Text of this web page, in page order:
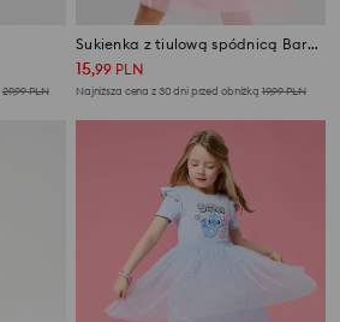
29,99PLN
Sukienka z tiulową spódnicą Barbie
15,99 PLN
Najniższa cena z 30 dni przed obniżką 19,99PLN